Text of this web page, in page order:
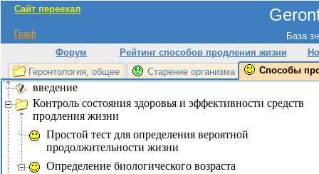
Сайт переехал
База
Граф
Форум
Рейтинг способов продления жизни
Геронтология, общее
Старение организма Способы
введение
Контроль состояния здоровья и эффективности средств
продления жизни
Простой тест для определения вероятной
продолжительности жизни
Определение биологического возраста